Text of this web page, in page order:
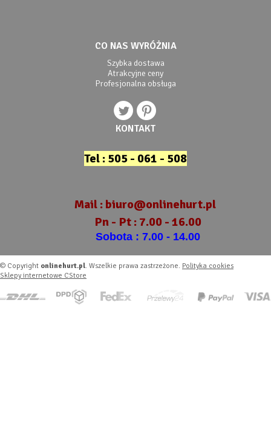
CO NAS WYRÓŻNIA
Szybka dostawa
Atrakcyjne ceny
Profesjonalna obsługa
KONTAKT
Tel : 505 - 061 - 508
Mail : biuro@onlinehurt.pl
Pn - Pt : 7.00 - 16.00
Sobota : 7.00 - 14.00
© Copyright onlinehurt.pl. Wszelkie prawa zastrzeżone. Polityka cookies
Sklepy internetowe CStore